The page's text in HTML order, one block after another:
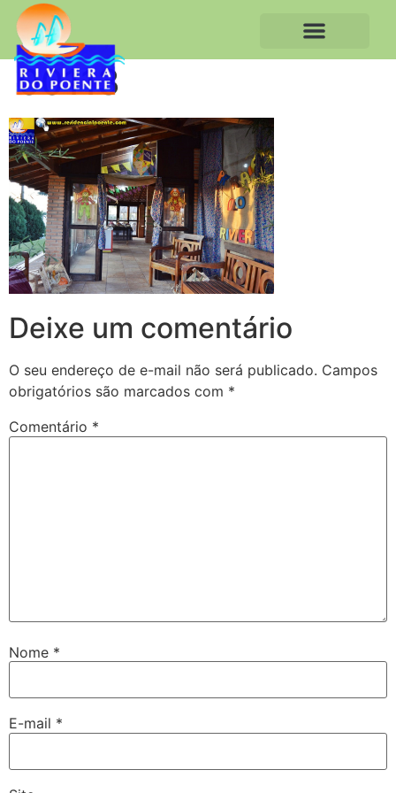
00113
Deixe um comentário
O seu endereço de e-mail não será publicado. Campos
obrigatórios são marcados com *
Comentário *
Nome *
E-mail *